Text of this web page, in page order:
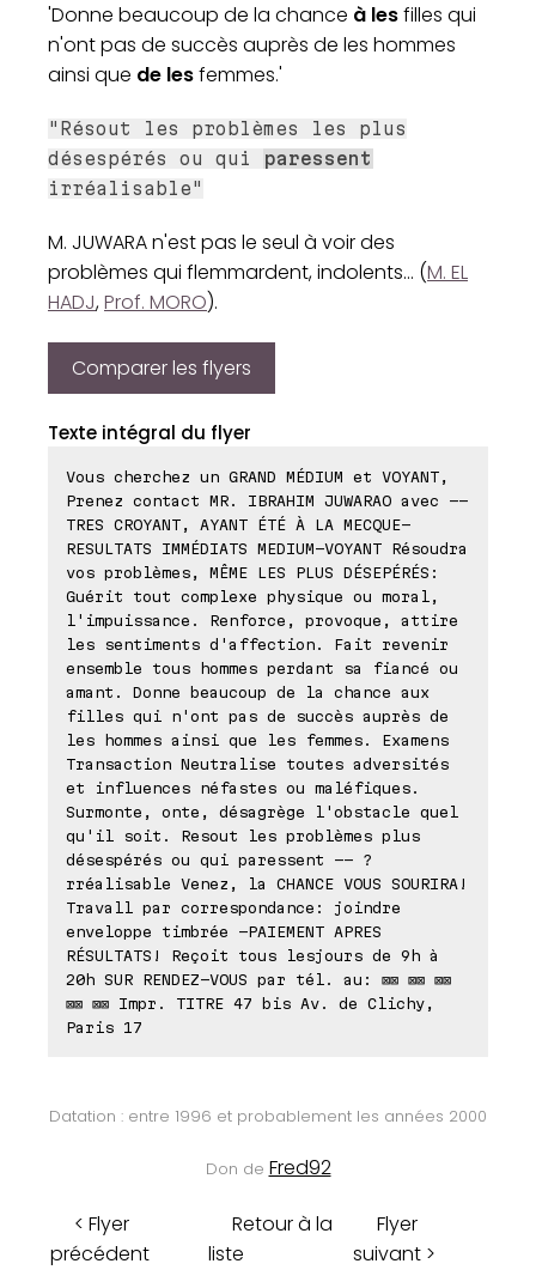
'Donne beaucoup de la chance à lesfilles qui
n'ont pas de succès auprès de les hommes
ainsi que de lesfemmes.'
"Résout les problèmes les plus
désespérés ou qui
paressent
irréalisable"
M. JUWARA n'est pas le seul à voir des
problèmes qui flemmardent, indolents... (M. EL
HADJ,Prof. MORO).
Comparer les flyers
Texte intégral du flyer
Vous cherchez un GRAND MÉDIUM et VOYANT,
Prenez contact MR. IBRAHIM JUWARAO avec --
TRES CROYANT, AYANT ÉTÉ À LA MECQUE-
RESULTATS IMMÉDIATS MEDIUM-VOYANT Résoudra
vos problèmes, MÊME LES PLUS DÉSEPÉRÉS:
Guérit tout complexe physique ou moral,
l'impuissance. Renforce, provoque, attire
les sentiments d'affection. Fait revenir
ensemble tous hommes perdant sa fiancé ou
amant. Donne beaucoup de la chance aux
filles qui n'ont pas de succès auprès de
les hommes ainsi que les femmes. Examens
Transaction Neutralise toutes adversités
et influences néfastes ou maléfiques.
Surmonte, onte, désagrège l'obstacle quel
qu'il soit. Resout les problèmes plus
désespérés ou qui paressent -- ?
rréalisable Venez, la CHANCE VOUS SOURIRA!
Travall par correspondance: joindre
enveloppe timbrée -PAIEMENT APRES
RÉSULTATS! Reçoit tous lesjours de 9h à
20h SUR RENDEZ-VOUS par tél. au: ⊠⊠ ⊠⊠ ⊠⊠
⊠⊠ ⊠⊠ Impr. TITRE 47 bis Av. de Clichy,
Paris 17
Datation : entre 1996 et probablement les années 2000
Don de Fred92
< Flyer
précédent
Retour à la
liste
Flyer
suivant >